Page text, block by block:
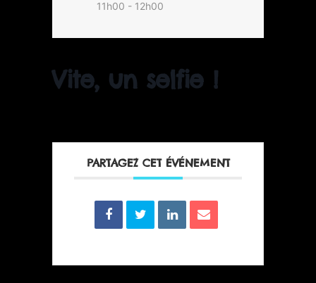
11h00 - 12h00
Vite, un selfie !
PARTAGEZ CET ÉVÉNEMENT